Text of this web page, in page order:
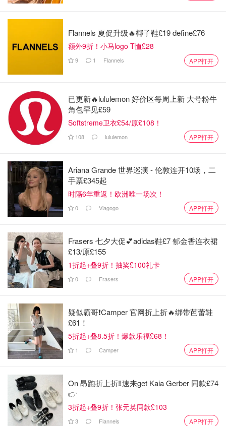
Flannels 夏促升级🔥椰子鞋£19 define£76
额外9折！小马logo T恤£28
9 1 Flannels APP打开
已更新🔥lululemon 好价区每周上新 大号粉牛
角包罕见£59
Softstreme卫衣£54/原£108！
108 lululemon APP打开
Ariana Grande 世界巡演 - 伦敦连开10场，二
手票£345起
时隔6年重返！欧洲唯一场次！
0 Viagogo APP打开
Frasers 七夕大促💕adidas鞋£7 郁金香连衣裙
£13/原£155
1折起+叠9折！抽奖£100礼卡
0 Frasers APP打开
疑似霸哥❗️Camper 官网折上折🔥绑带芭蕾鞋
£61！
5折起+叠8.5折！爆款乐福£68！
1 Camper APP打开
On 昂跑折上折‼️速来get Kaia Gerber 同款£74
👉
3折起+叠9折！张元英同款£103
3 Flannels APP打开